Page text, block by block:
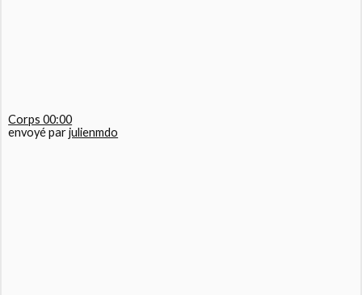
Corps 00:00
envoyé parjulienmdo